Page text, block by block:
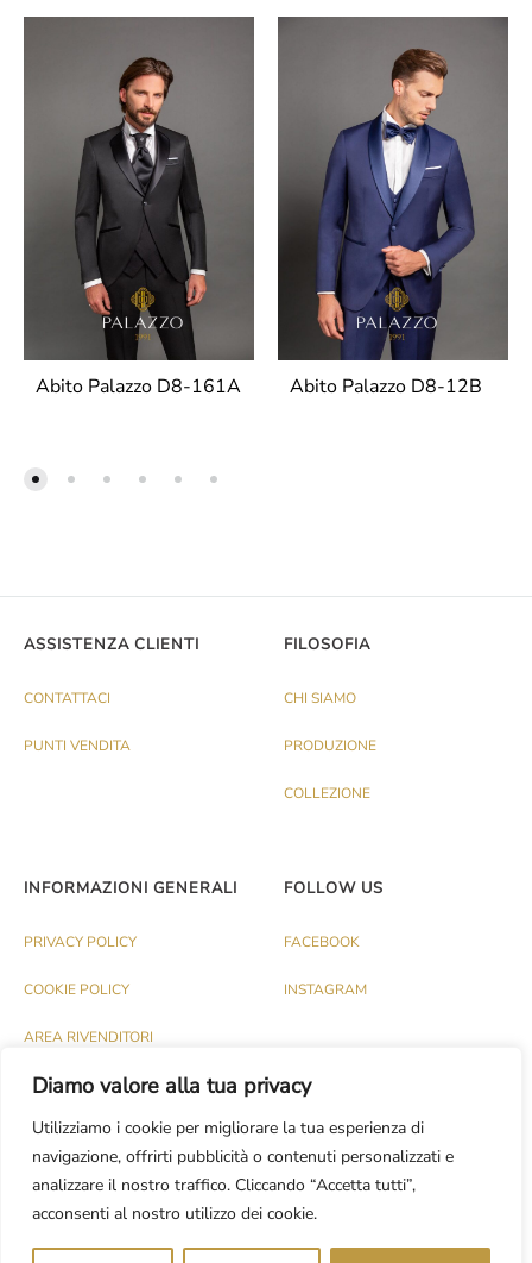
Diamo valore alla tua privacy
Utilizziamo i cookie per migliorare la tua esperienza di
navigazione, offrirti pubblicità o contenuti personalizzati e
analizzare il nostro traffico. Cliccando “Accetta tutti”,
acconsenti al nostro utilizzo dei cookie.
Abito Palazzo D8-161A Abito Palazzo D8-12B
ASSISTENZA CLIENTI
CONTATTACI
PUNTI VENDITA
FILOSOFIA
CHI SIAMO
PRODUZIONE
COLLEZIONE
INFORMAZIONI GENERALI
PRIVACY POLICY
COOKIE POLICY
AREA RIVENDITORI
FOLLOW US
FACEBOOK
INSTAGRAM
© PALAZZO 1991 S.R.L. - P.IVA IT03174120737
Dev.CASH DESIGN STUDIO